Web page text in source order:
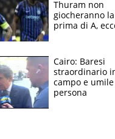
Thuram non
giocheranno la
prima di A,
Esposito ma la
garanzia è
Cairo: Baresi
straordinario
campo e
persona